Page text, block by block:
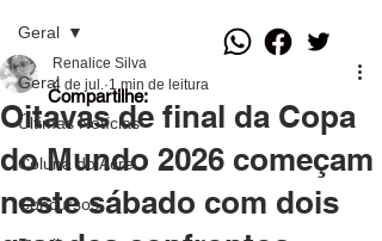
Geral
Últimas Notícias
Coluna do Acre
Concursos
Geral
Oitavas de final da Copa
do Mundo 2026 começam
neste sábado com dois
Renalice Silva
4 de jul. 1 min de leitura
Compartilhe: